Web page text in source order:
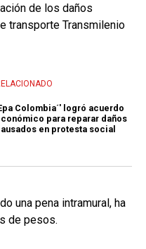
de los daños
transporte Transmilenio
Colombia´' logró acuerdo
para reparar daños
en protesta social
una pena intramural, ha
de pesos.